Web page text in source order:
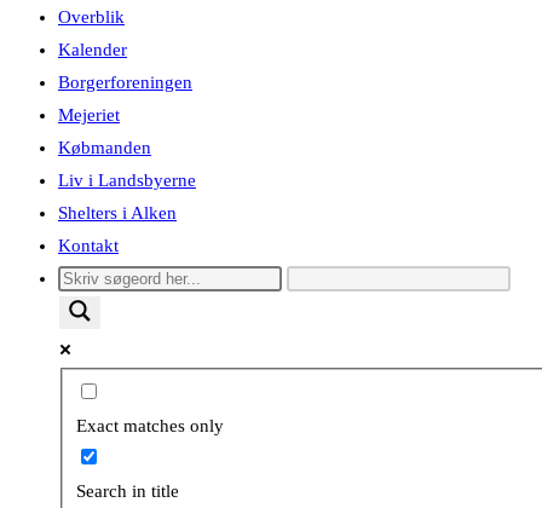
Overblik
Kalender
Borgerforeningen
Mejeriet
Købmanden
Liv i Landsbyerne
Shelters i Alken
Kontakt
Exact matches only
Search in title